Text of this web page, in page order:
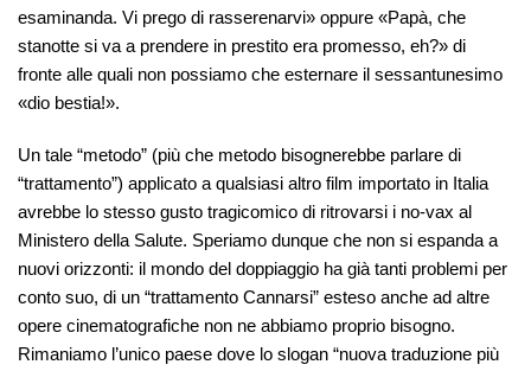
esaminanda. Vi prego di rasserenarvi» oppure «Papà, che
stanotte si va a prendere in prestito era promesso, eh?» di
fronte alle quali non possiamo che esternare il sessantunesimo
«dio bestia!».
Un tale “metodo” (più che metodo bisognerebbe parlare di
“trattamento”) applicato a qualsiasi altro film importato in Italia
avrebbe lo stesso gusto tragicomico di ritrovarsi i no-vax al
Ministero della Salute. Speriamo dunque che non si espanda a
nuovi orizzonti: il mondo del doppiaggio ha già tanti problemi per
conto suo, di un “trattamento Cannarsi” esteso anche ad altre
opere cinematografiche non ne abbiamo proprio bisogno.
Rimaniamo l’unico paese dove lo slogan “nuova traduzione più